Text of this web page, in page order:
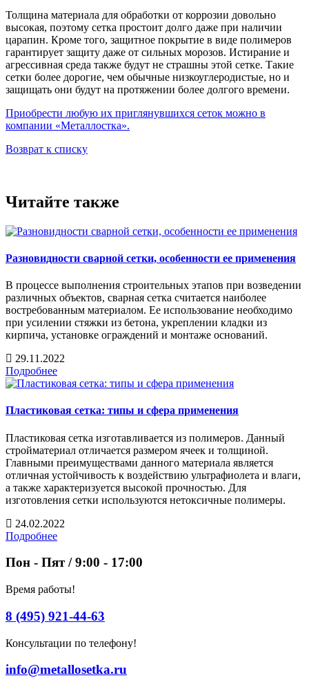
Толщина материала для обработки от коррозии довольно
высокая, поэтому сетка простоит долго даже при наличии
царапин. Кроме того, защитное покрытие в виде полимеров
гарантирует защиту даже от сильных морозов. Истирание и
агрессивная среда также будут не страшны этой сетке. Такие
сетки более дорогие, чем обычные низкоуглеродистые, но и
защищать они будут на протяжении более долгого времени.
Приобрести любую их приглянувшихся сеток можно в
компании «Металлостка».
Возврат к списку
Читайте также
Разновидности сварной сетки, особенности ее применения
В процессе выполнения строительных этапов при возведении
различных объектов, сварная сетка считается наиболее
востребованным материалом. Ее использование необходимо
при усилении стяжки из бетона, укреплении кладки из
кирпича, установке ограждений и монтаже оснований.
29.11.2022
Подробнее
Пластиковая сетка: типы и сфера применения
Пластиковая сетка изготавливается из полимеров. Данный
стройматериал отличается размером ячеек и толщиной.
Главными преимуществами данного материала является
отличная устойчивость к воздействию ультрафиолета и влаги,
а также характеризуется высокой прочностью. Для
изготовления сетки используются нетоксичные полимеры.
24.02.2022
Подробнее
Пон - Пят / 9:00 - 17:00
Время работы!
8 (495) 921-44-63
Консультации по телефону!
info@metallosetka.ru